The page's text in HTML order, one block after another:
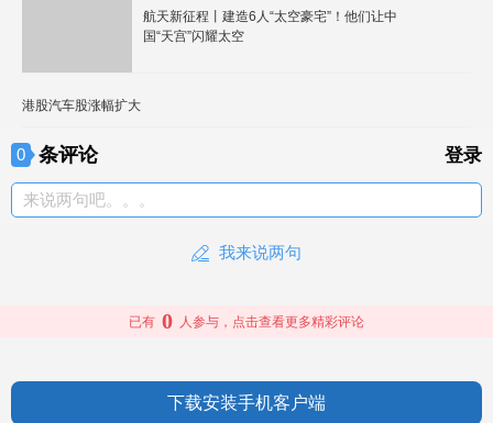
航天新征程丨建造6人“太空豪宅”！他们让中
国“天宫”闪耀太空
港股汽车股涨幅扩大
0 条评论 登录
来说两句吧。。。
我来说两句
已有 0 人参与，点击查看更多精彩评论
下载安装手机客户端